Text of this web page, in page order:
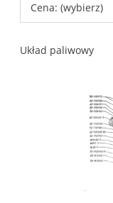
Cena: (wybierz)
Układ paliwowy